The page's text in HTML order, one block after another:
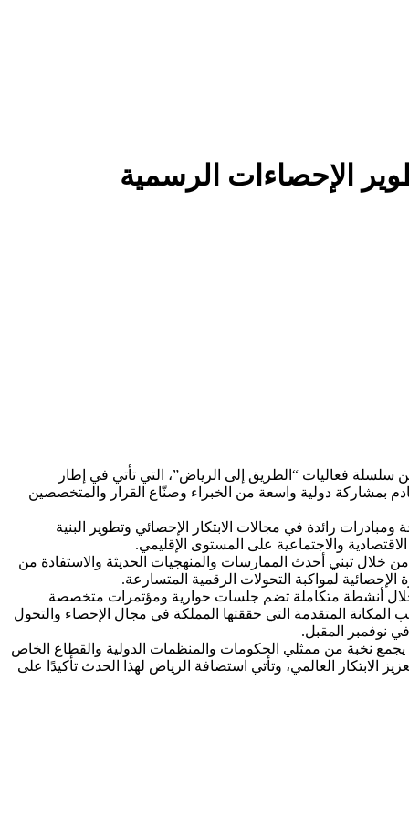
الإحصاءات الرسمية
الرسمية وذلك ضمن سلسلة فعاليات “الطريق إلى الرياض”، التي تأتي في إطار
السادس للبيانات 2026 في مدينة الرياض خلال شهر نوفمبر القادم بمشاركة دولية واسعة من الخبراء وصنّاع القرار والمتخصصين
رائدة في مجالات الابتكار الإحصائي وتطوير البنية
والاجتماعية على المستوى الإقليمي.
من خلال تبني أحدث الممارسات والمنهجيات الحديثة والاستفادة من
لمواكبة التحولات الرقمية المتسارعة.
خلال أنشطة متكاملة تضم جلسات حوارية ومؤتمرات متخصصة
المتقدمة التي حققتها المملكة في مجال الإحصاء والتحول
نوفمبر المقبل.
بالبيانات والتنمية المستدامة حيث يجمع نخبة من ممثلي الحكومات والمنظمات الدولية والقطاع الخاص
العالمي، وتأتي استضافة الرياض لهذا الحدث تأكيدًا على